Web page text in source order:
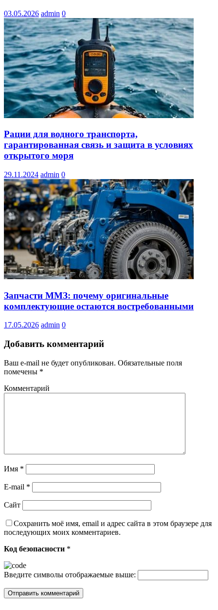
03.05.2026 admin 0
Рации для водного транспорта,
гарантированная связь и защита в условиях
открытого моря
29.11.2024 admin 0
Запчасти ММЗ: почему оригинальные
комплектующие остаются востребованными
17.05.2026 admin 0
Добавить комментарий
Ваш e-mail не будет опубликован. Обязательные поля
помечены *
Комментарий
Имя *
E-mail *
Сайт
Сохранить моё имя, email и адрес сайта в этом браузере для
последующих моих комментариев.
Код безопасности *
Введите символы отображаемые выше: